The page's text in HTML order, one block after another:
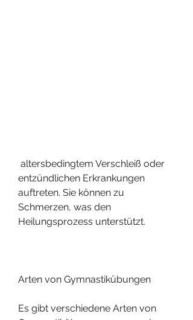
entzündlichen Erkrankungen
auftreten. Sie können zu
Schmerzen, was den
Heilungsprozess unterstützt.
Arten von Gymnastikübungen
Es gibt verschiedene Arten von